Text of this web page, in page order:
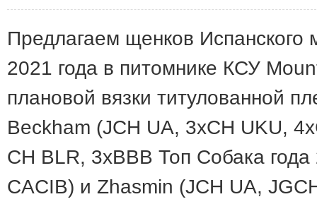
Предлагаем щенков
2021 года в питомнике КСУ
плановой вязки титулованной
Beckham (JCH UA, 3хCH UKU,
CH BLR, 3хВВВ Топ Собака
CACIB) и Zhasmin (JCH UA,